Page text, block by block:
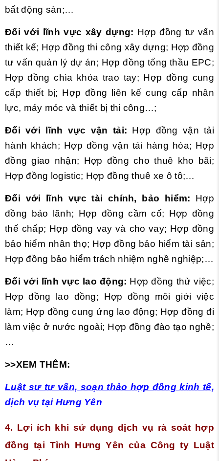
bất động sản;…
Đối với lĩnh vực xây dựng: Hợp đồng tư vấn
thiết kế; Hợp đồng thi công xây dựng; Hợp đồng
tư vấn quản lý dự án; Hợp đồng tổng thầu EPC;
Hợp đồng chìa khóa trao tay; Hợp đồng cung
cấp thiết bị; Hợp đồng liên kế cung cấp nhân
lực, máy móc và thiết bị thi công…;
Đối với lĩnh vực vận tải: Hợp đồng vận tải
hành khách; Hợp đồng vận tải hàng hóa; Hợp
đồng giao nhận; Hợp đồng cho thuê kho bãi;
Hợp đồng logistic; Hợp đồng thuê xe ô tô;…
Đối với lĩnh vực tài chính, bảo hiểm: Hợp
đồng bảo lãnh; Hợp đồng cầm cố; Hợp đồng
thế chấp; Hợp đồng vay và cho vay; Hợp đồng
bảo hiểm nhân thọ; Hợp đồng bảo hiểm tài sản;
Hợp đồng bảo hiểm trách nhiệm nghề nghiệp;…
Đối với lĩnh vực lao động: Hợp đồng thử việc;
Hợp đồng lao đồng; Hợp đồng môi giới việc
làm; Hợp đồng cung ứng lao động; Hợp đồng đi
làm việc ở nước ngoài; Hợp đồng đào tạo nghề;
…
>>XEM THÊM:
Luật sư tư vấn, soạn thảo hợp đồng kinh tế,
dịch vụ tại Hưng Yên
4. Lợi ích khi sử dụng dịch vụ rà soát hợp
đồng tại Tỉnh Hưng Yên của Công ty Luật